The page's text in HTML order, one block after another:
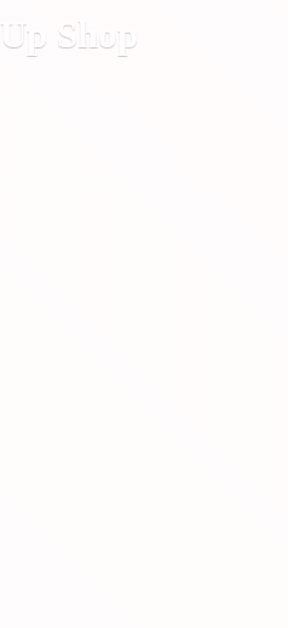
Up Shop